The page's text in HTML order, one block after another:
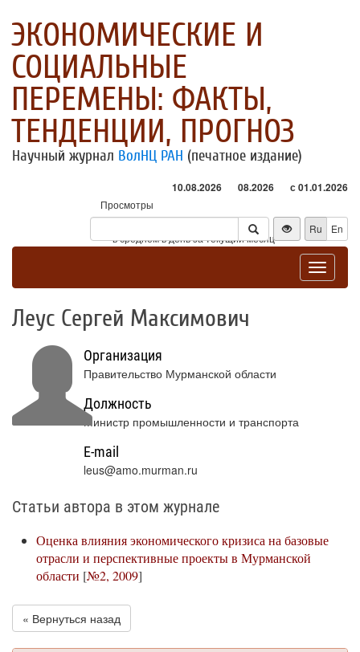
ЭКОНОМИЧЕСКИЕ И
СОЦИАЛЬНЫЕ
ПЕРЕМЕНЫ: ФАКТЫ,
ТЕНДЕНЦИИ, ПРОГНОЗ
Научный журнал ВолНЦ РАН (печатное издание)
10.08.2026 08.2026 с 01.01.2026
Просмотры
Посетители
* - в среднем в день за текущий месяц
Ru En
Toggle
Леус Сергей Максимович
Организация
Правительство Мурманской области
Должность
Министр промышленности и транспорта
E-mail
leus@amo.murman.ru
Статьи автора в этом журнале
Оценка влияния экономического кризиса на базовые
отрасли и перспективные проекты в Мурманской
области [№2, 2009]
« Вернуться назад